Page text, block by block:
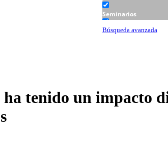
Seminarios
Talleres
Búsqueda avanzada
tenido un impacto